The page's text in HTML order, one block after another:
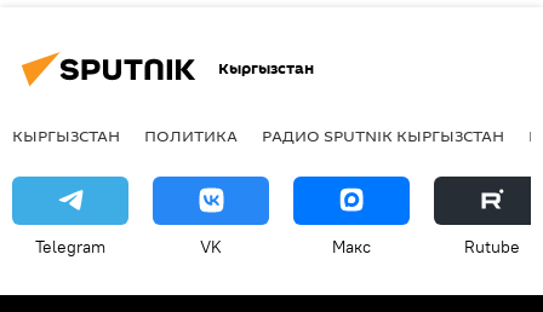
Кыргызстан
КЫРГЫЗСТАН ПОЛИТИКА РАДИО SPUTNIK КЫРГЫЗСТАН
Telegram VK Макс Rutube